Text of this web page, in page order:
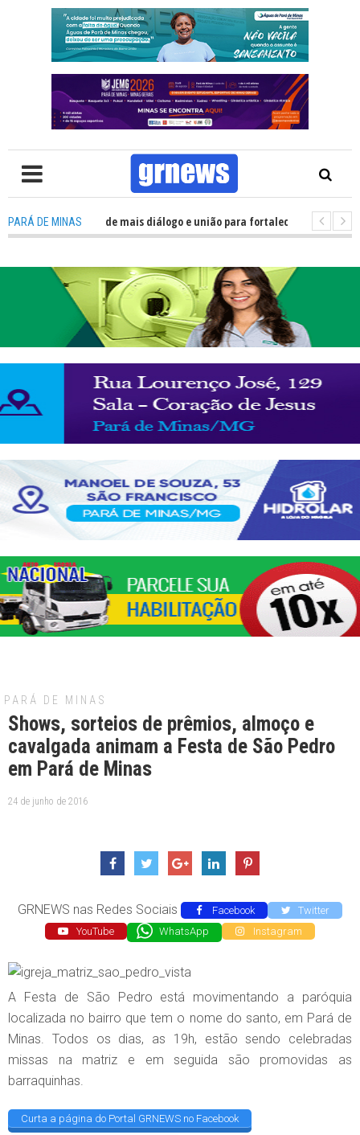
PARÁ DE MINAS
Política precisa de mais diálogo e união para fortalecer Minas e Pará
PARÁ DE MINAS
Shows, sorteios de prêmios, almoço e
cavalgada animam a Festa de São Pedro
em Pará de Minas
24 de junho de 2016
GRNEWS nas Redes Sociais Facebook
Twitter
YouTube
WhatsApp Instagram
A Festa de São Pedro está movimentando a paróquia
localizada no bairro que tem o nome do santo, em Pará de
Minas. Todos os dias, as 19h, estão sendo celebradas
missas na matriz e em seguida são promovidas as
barraquinhas.
Curta a página do Portal GRNEWS no Facebook